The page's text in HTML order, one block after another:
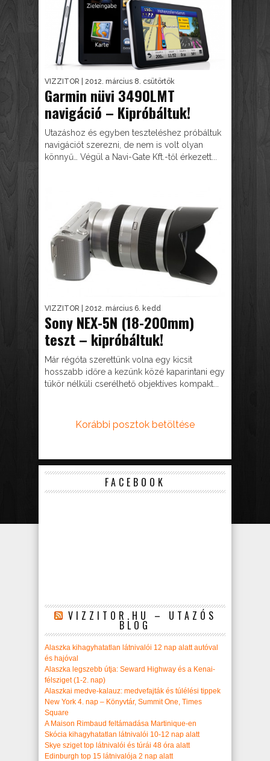
VIZZITOR | 2012. március 8. csütörtök
Garmin nüvi 3490LMT
navigáció – Kipróbáltuk!
Utazáshoz és egyben teszteléshez próbáltuk
navigációt szerezni, de nem is volt olyan
könnyű… Végül a Navi-Gate Kft.-től érkezett...
VIZZITOR | 2012. március 6. kedd
Sony NEX-5N (18-200mm)
teszt – kipróbáltuk!
Már régóta szerettünk volna egy kicsit
hosszabb időre a kezünk közé kaparintani egy
tükör nélküli cserélhető objektíves kompakt...
Korábbi posztok betöltése
FACEBOOK
VIZZITOR.HU – UTAZÓS
BLOG
Alaszka kihagyhatatlan látnivalói 12 nap alatt autóval
és hajóval
Alaszka legszebb útja: Seward Highway és a Kenai-
félsziget (1-2. nap)
Alaszkai medve-kalauz: medvefajták és túlélési tippek
New York 4. nap – Könyvtár, Summit One, Times
Square
A Maison Rimbaud feltámadása Martinique-en
Skócia kihagyhatatlan látnivalói 10-12 nap alatt
Skye sziget top látnivalói és túrái 48 óra alatt
Edinburgh top 15 látnivalója 2 nap alatt